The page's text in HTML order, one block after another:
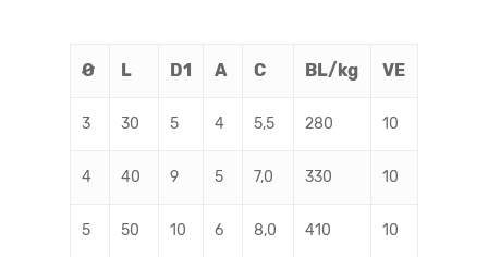
Ø L D1 A C BL/kg VE
3 30 5 4 5,5 280 10
4 40 9 5 7,0 330 10
5 50 10 6 8,0 410 10